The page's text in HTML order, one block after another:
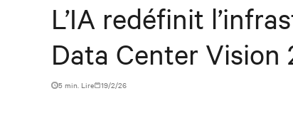
L’IA redéfinit
Data Center Vision
5 min. Lire 19/2/26